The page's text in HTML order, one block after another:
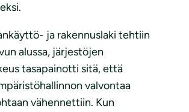
ja rakennuslaki tehtiin
alussa, järjestöjen
tasapainotti sitä, että
valvontaa
vähennettiin. Kun